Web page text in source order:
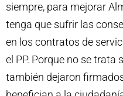
siempre, para mejorar
tenga que sufrir las
en los contratos de
el PP. Porque no se
también dejaron